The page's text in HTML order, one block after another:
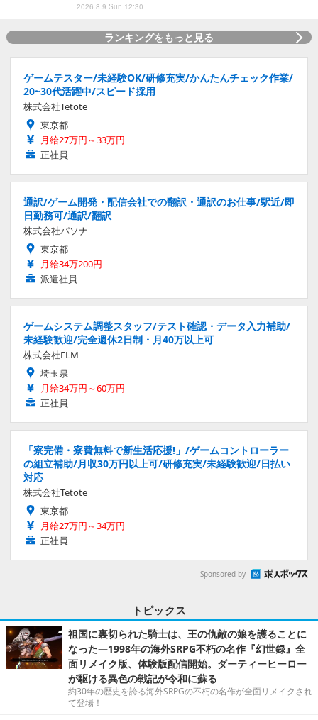
2026.8.9 Sun 12:30
ランキングをもっと見る
ゲームテスター/未経験OK/研修充実/かんたんチェック作業/
20~30代活躍中/スピード採用
株式会社Tetote
東京都
月給27万円～33万円
正社員
通訳/ゲーム開発・配信会社での翻訳・通訳のお仕事/駅近/即
日勤務可/通訳/翻訳
株式会社パソナ
東京都
月給34万200円
派遣社員
ゲームシステム調整スタッフ/テスト確認・データ入力補助/
未経験歓迎/完全週休2日制・月40万以上可
株式会社ELM
埼玉県
月給34万円～60万円
正社員
「寮完備・寮費無料で新生活応援!」/ゲームコントローラー
の組立補助/月収30万円以上可/研修充実/未経験歓迎/日払い
対応
株式会社Tetote
東京都
月給27万円～34万円
正社員
Sponsored by
トピックス
祖国に裏切られた騎士は、王の仇敵の娘を護ることに
なった―1998年の海外SRPG不朽の名作『幻世録』全
面リメイク版、体験版配信開始。ダーティーヒーロー
が駆ける異色の戦記が令和に蘇る
約30年の歴史を誇る海外SRPGの不朽の名作が全面リメイクされ
て登場！